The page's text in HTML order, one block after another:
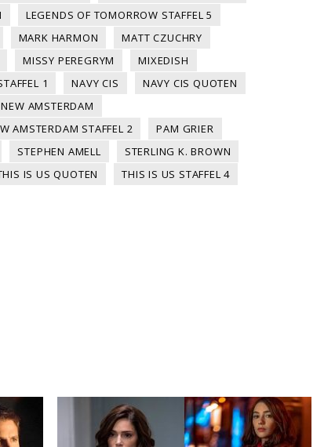
LEGENDS OF TOMORROW STAFFEL 5
MARK HARMON
MATT CZUCHRY
MISSY PEREGRYM
MIXEDISH
1 NAVY CIS
NAVY CIS QUOTEN
NEW AMSTERDAM
AMSTERDAM STAFFEL 2
PAM GRIER
STEPHEN AMELL
STERLING K. BROWN
IS US QUOTEN
THIS IS US STAFFEL 4